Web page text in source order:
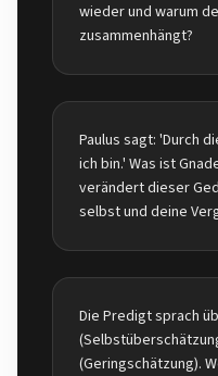
wieder und warum
zusammenhängt?
Paulus sagt: 'Durch
ich bin.' Was ist
verändert dieser
selbst und deine
Die Predigt sprach
(Geringschätzung).